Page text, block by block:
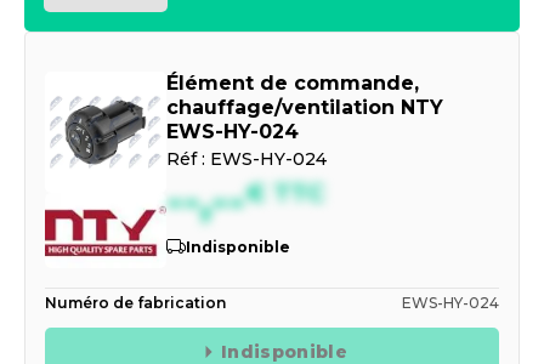
Élément de commande,
chauffage/ventilation NTY
EWS-HY-024
Réf : EWS-HY-024
--,--€ TTC
Indisponible
Numéro de fabrication EWS-HY-024
Indisponible